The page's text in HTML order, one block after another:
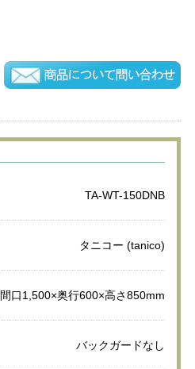
TA-WT-150DNB
タニコー (tanico)
間口1,500×奥行600×高さ850mm
バックガードなし